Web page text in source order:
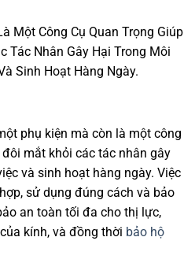
Một Công Cụ Quan Trọng Giúp
Tác Nhân Gây Hại Trong Môi
Sinh Hoạt Hàng Ngày.
phụ kiện mà còn là một công
mắt khỏi các tác nhân gây
và sinh hoạt hàng ngày. Việc
sử dụng đúng cách và bảo
an toàn tối đa cho thị lực,
kính, và đồng thời bảo hộ